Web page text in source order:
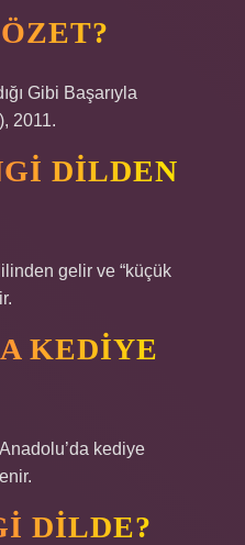
Gibi Başarıyla
2011.
DILDEN
gelir ve “küçük
KEDIYE
kediye
DILDE?